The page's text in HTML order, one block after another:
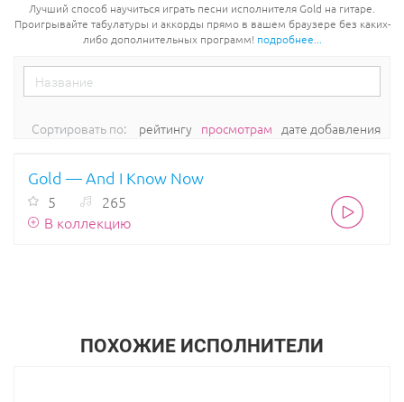
Лучший способ научиться играть песни исполнителя Gold на гитаре.
Проигрывайте табулатуры и аккорды прямо в вашем браузере без каких-
либо дополнительных программ! подробнее...
Сортировать по: рейтингу просмотрам дате добавления
Gold — And I Know Now
5
265
В коллекцию
ПОХОЖИЕ ИСПОЛНИТЕЛИ